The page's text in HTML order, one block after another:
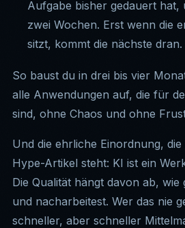
Aufgabe bisher gedauert hat,
zwei Wochen. Erst wenn die
sitzt, kommt die nächste dran.
So baust du in drei bis vier
alle Anwendungen auf, die für
sind, ohne Chaos und ohne
Und die ehrliche Einordnung, die
Hype-Artikel steht: KI ist ein
Die Qualität hängt davon ab,
und nacharbeitest. Wer das nie
schneller, aber schneller